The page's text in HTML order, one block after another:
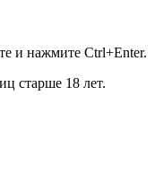
и нажмите Ctrl+Enter.
старше 18 лет.